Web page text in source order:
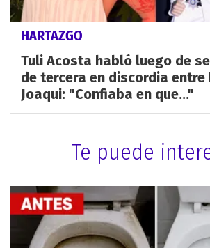
HARTAZGO
Tuli Acosta habló luego de
de tercera en discordia entre
Joaqui: "Confiaba en que..."
Te puede